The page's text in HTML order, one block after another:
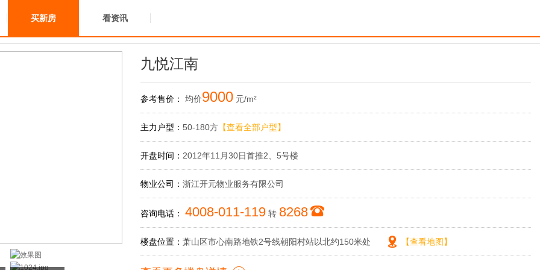
买新房 看资讯
九悦江南
参考售价： 均价9000 元/m²
主力户型： 50-180方 【查看全部户型】
开盘时间： 2012年11月30日首推2、5号楼
物业公司： 浙江开元物业服务有限公司
咨询电话： 4008-011-119 转 8268
楼盘位置： 萧山区市心南路地铁2号线朝阳村站以北约150米处 【查看地图】